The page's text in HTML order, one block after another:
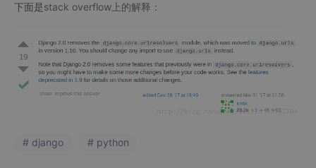
下面是stack overflow上的解释：
# django # python